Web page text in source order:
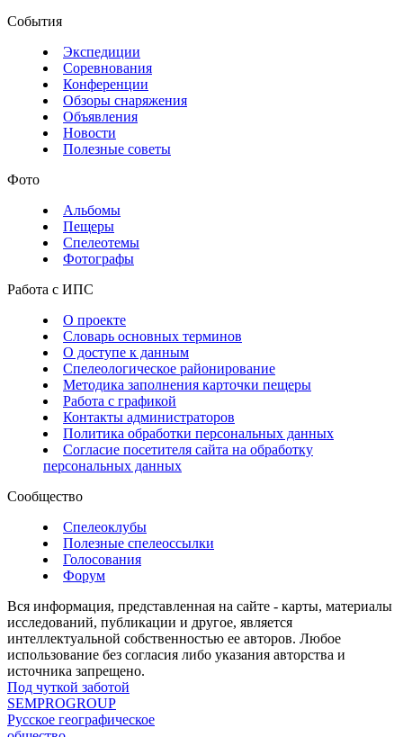
События
Экспедиции
Соревнования
Конференции
Обзоры снаряжения
Объявления
Новости
Полезные советы
Фото
Альбомы
Пещеры
Спелеотемы
Фотографы
Работа с ИПС
О проекте
Словарь основных терминов
О доступе к данным
Спелеологическое районирование
Методика заполнения карточки пещеры
Работа с графикой
Контакты администраторов
Политика обработки персональных данных
Согласие посетителя сайта на обработку
персональных данных
Сообщество
Спелеоклубы
Полезные спелеоссылки
Голосования
Форум
Вся информация, представленная на сайте - карты, материалы
исследований, публикации и другое, является
интеллектуальной собственностью ее авторов. Любое
использование без согласия либо указания авторства и
источника запрещено.
Под чуткой заботой
SEMPROGROUP
Русское географическое